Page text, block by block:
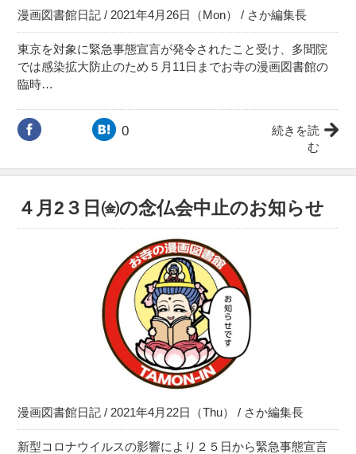
漫画図書館日記 / 2021年4月26日（Mon） / さか編集長
東京を対象に緊急事態宣言が発令されたこと受け、多聞院
では感染拡大防止のため５月11日までお寺の漫画図書館の
臨時…
0
続きを読
む
４月2３日㈮の念仏会中止のお知らせ
漫画図書館日記 / 2021年4月22日（Thu） / さか編集長
新型コロナウイルスの影響により２５日から緊急事態宣言